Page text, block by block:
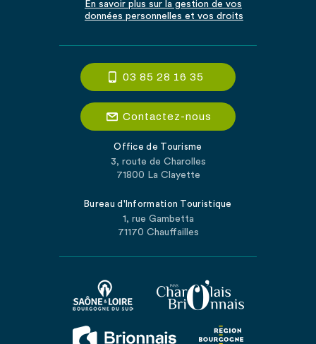
En savoir plus sur la gestion de vos
données personnelles et vos droits
03 85 28 16 35
Contactez-nous
Office de Tourisme
3, route de Charolles
71800 La Clayette
Bureau d'Information Touristique
1, rue Gambetta
71170 Chauffailles